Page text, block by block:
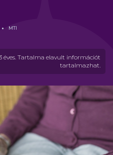
éves. Tartalma elavult információt
tartalmazhat.
MTI